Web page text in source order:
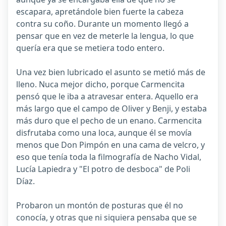
escapara, apretándole bien fuerte la cabeza
contra su coño. Durante un momento llegó a
pensar que en vez de meterle la lengua, lo que
quería era que se metiera todo entero.
Una vez bien lubricado el asunto se metió más de
lleno. Nuca mejor dicho, porque Carmencita
pensó que le iba a atravesar entera. Aquello era
más largo que el campo de Oliver y Benji, y estaba
más duro que el pecho de un enano. Carmencita
disfrutaba como una loca, aunque él se movía
menos que Don Pimpón en una cama de velcro, y
eso que tenía toda la filmografía de Nacho Vidal,
Lucía Lapiedra y "El potro de desboca" de Poli
Díaz.
Probaron un montón de posturas que él no
conocía, y otras que ni siquiera pensaba que se